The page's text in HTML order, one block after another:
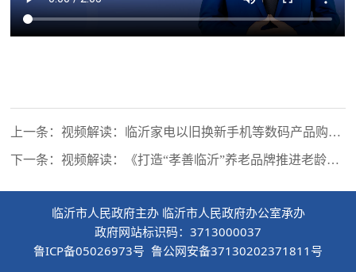
上一条：视频解读：临沂家电以旧换新手机等数码产品购新
下一条：视频解读：《打造“孝善临沂”养老品牌推进老龄事
临沂市人民政府主办 临沂市人民政府办公室承办
政府网站标识码：3713000037
鲁ICP备05026973号 鲁公网安备37130202371811号